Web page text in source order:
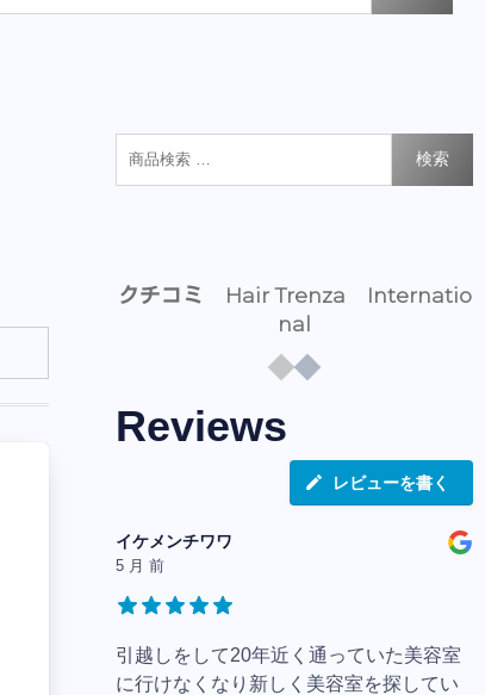
検索
クチコミ Hair Trenza Internatio
nal
Reviews
レビューを書く
イケメンチワワ
5 月 前
引越しをして20年近く通っていた美容室
に行けなくなり新しく美容室を探してい